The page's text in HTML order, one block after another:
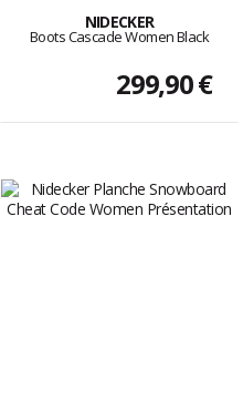
NIDECKER
Boots Cascade Women Black
299,90 €